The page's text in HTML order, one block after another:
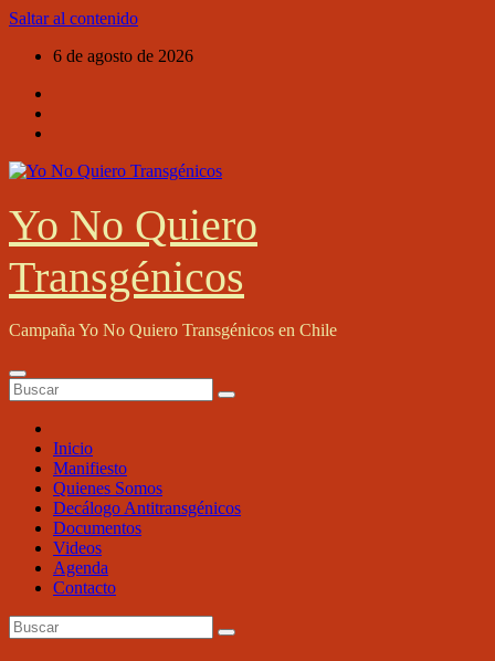
Saltar al contenido
6 de agosto de 2026
Yo No Quiero
Transgénicos
Campaña Yo No Quiero Transgénicos en Chile
Inicio
Manifiesto
Quienes Somos
Decálogo Antitransgénicos
Documentos
Videos
Agenda
Contacto